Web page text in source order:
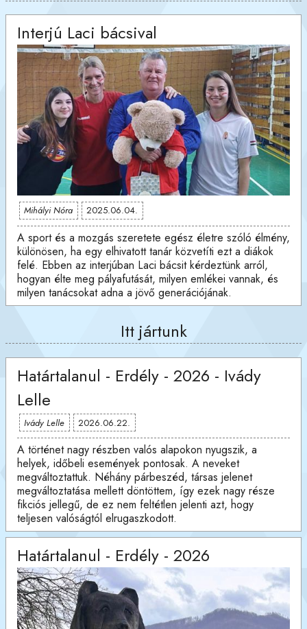
Interjú Laci bácsival
Mihályi Nóra 2025.06.04.
A sport és a mozgás szeretete egész életre szóló élmény,
különösen, ha egy elhivatott tanár közvetíti ezt a diákok
felé. Ebben az interjúban Laci bácsit kérdeztünk arról,
hogyan élte meg pályafutását, milyen emlékei vannak, és
milyen tanácsokat adna a jövő generációjának.
Itt jártunk
Határtalanul - Erdély - 2026 - Ivády
Lelle
Ivády Lelle 2026.06.22.
A történet nagy részben valós alapokon nyugszik, a
helyek, időbeli események pontosak. A neveket
megváltoztattuk. Néhány párbeszéd, társas jelenet
megváltoztatása mellett döntöttem, így ezek nagy része
fikciós jellegű, de ez nem feltétlen jelenti azt, hogy
teljesen valóságtól elrugaszkodott.
Határtalanul - Erdély - 2026